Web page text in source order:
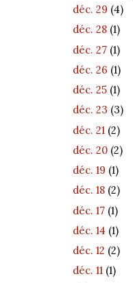
déc. 29 (4)
déc. 28 (1)
déc. 27 (1)
déc. 26 (1)
déc. 25 (1)
déc. 23 (3)
déc. 21 (2)
déc. 20 (2)
déc. 19 (1)
déc. 18 (2)
déc. 17 (1)
déc. 14 (1)
déc. 12 (2)
déc. 11 (1)